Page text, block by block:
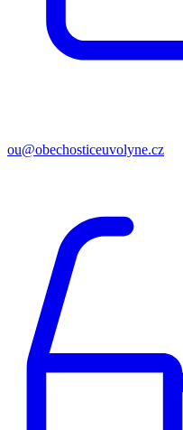
ou@obechosticeuvolyne.cz